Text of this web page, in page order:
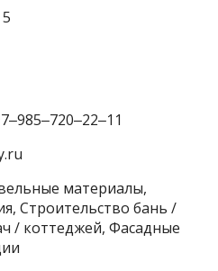
материалы,
Строительство бань /
/ коттеджей, Фасадные